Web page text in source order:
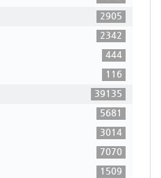
2905
2342
444
116
39135
5681
3014
7070
1509